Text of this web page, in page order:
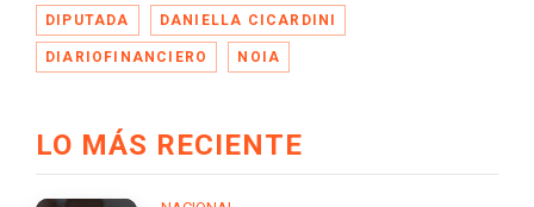
DIPUTADA DANIELLA CICARDINI
DIARIOFINANCIERO NOIA
LO MÁS RECIENTE